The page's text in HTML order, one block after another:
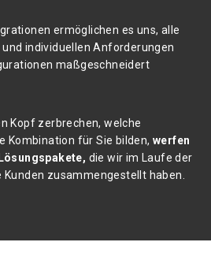
ermöglichen es uns, alle
individuellen Anforderungen
maßgeschneidert
Kopf zerbrechen, welche
Kombination für Sie bilden, werfen
die wir im Laufe der
zusammengestellt haben.